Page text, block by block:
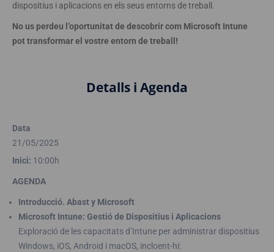
dispositius i aplicacions en els seus entorns de treball.
No us perdeu l’oportunitat de descobrir com Microsoft Intune
pot transformar el vostre entorn de treball!
Detalls i Agenda
Data
21/05/2025
Inici: 10:00h
AGENDA
Introducció. Abast y Microsoft
Microsoft Intune: Gestió de Dispositius i Aplicacions
Exploració de les capacitats d’Intune per administrar dispositius
Windows, iOS, Android i macOS, incloent-hi: